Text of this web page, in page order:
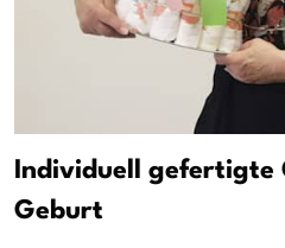
Individuell gefertigte
Geburt